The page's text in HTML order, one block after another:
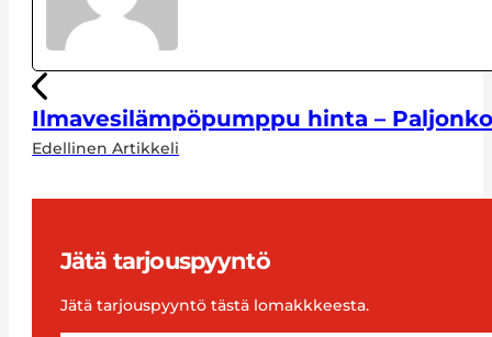
Edellinen Artikkeli
Ilmavesilämpöpumppu hinta –
Jätä tarjouspyyntö
Jätä tarjouspyyntö tästä lomakkkeesta.